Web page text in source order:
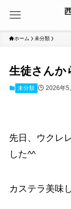
ホーム 未分類
生徒さんか
未分類 2026年5
先日、ウクレ
した^^
カステラ美味